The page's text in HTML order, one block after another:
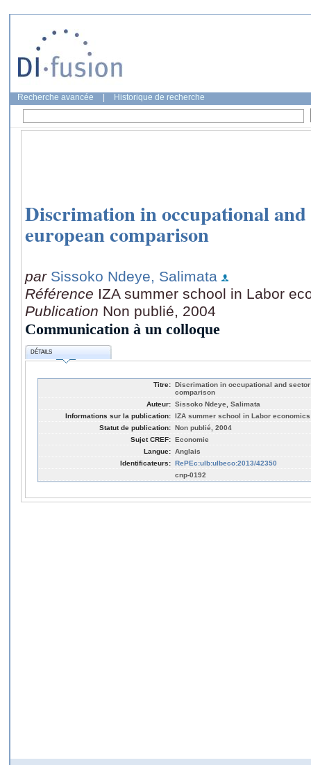
Recherche avancée Historique de recherche
Discrimation in occupational and
european comparison
par Sissoko Ndeye, Salimata
Référence IZA summer school in Labor
Publication Non publié, 2004
Communication à un colloque
DÉTAILS
Titre: Discrimation in occupational and
comparison
Auteur: Sissoko Ndeye, Salimata
Informations sur la publication: IZA summer school in Labor
Statut de publication: Non publié, 2004
Sujet CREF: Economie
Langue: Anglais
Identificateurs: RePEc:ulb:ulbeco:2013/42350
cnp-0192